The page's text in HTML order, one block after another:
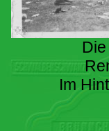
Im